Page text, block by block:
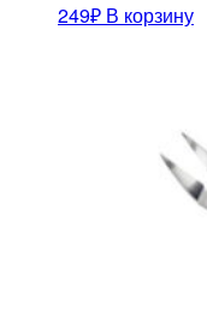
249₽ В корзину